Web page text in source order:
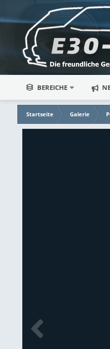
BEREICHE
Startseite Galerie